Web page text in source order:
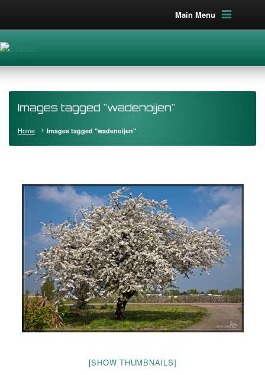
Main Menu
Images tagged "wadenoijen"
Home Images tagged "wadenoijen"
[SHOW THUMBNAILS]